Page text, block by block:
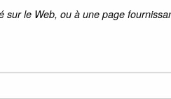
le Web, ou à une page